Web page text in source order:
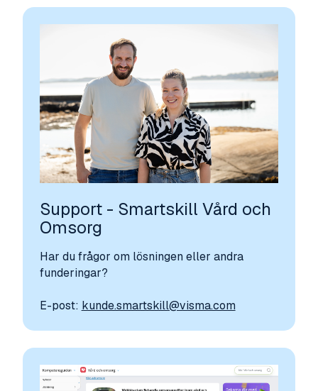
Support - Smartskill Vård och
Omsorg
Har du frågor om lösningen eller andra
funderingar?
E-post: kunde.smartskill@visma.com